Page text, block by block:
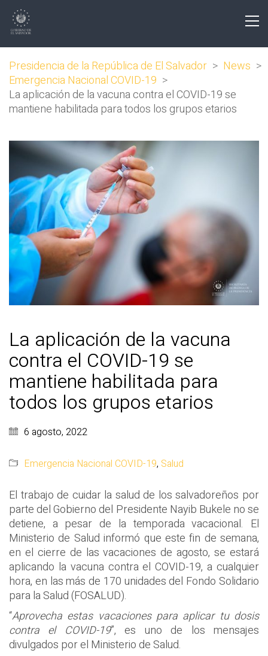
Presidencia de la República de El Salvador > News >
Emergencia Nacional COVID-19 >
La aplicación de la vacuna contra el COVID-19 se
mantiene habilitada para todos los grupos etarios
La aplicación de la vacuna
contra el COVID-19 se
mantiene habilitada para
todos los grupos etarios
6 agosto, 2022
Emergencia Nacional COVID-19, Salud
El trabajo de cuidar la salud de los salvadoreños por
parte del Gobierno del Presidente Nayib Bukele no se
detiene, a pesar de la temporada vacacional. El
Ministerio de Salud informó que este fin de semana,
en el cierre de las vacaciones de agosto, se estará
aplicando la vacuna contra el COVID-19, a cualquier
hora, en las más de 170 unidades del Fondo Solidario
para la Salud (FOSALUD).
“Aprovecha estas vacaciones para aplicar tu dosis
contra el COVID-19”, es uno de los mensajes
divulgados por el Ministerio de Salud.